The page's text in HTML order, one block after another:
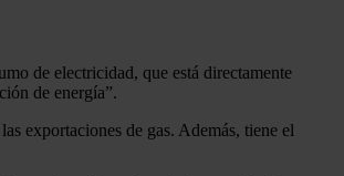
de electricidad, que está directamente
de energía”.
exportaciones de gas. Además, tiene el